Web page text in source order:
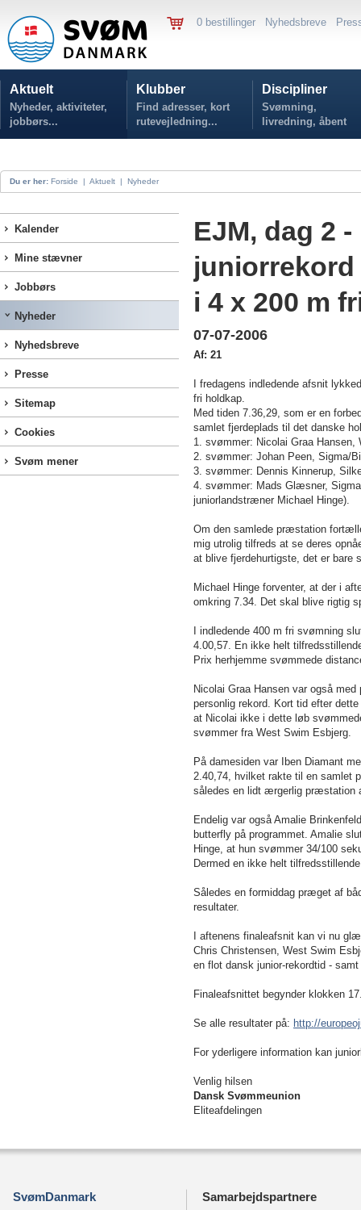
0 bestillinger Nyhedsbreve
Aktuelt
Nyheder, aktiviteter,
jobbørs...
Klubber
Find adresser, kort
rutevejledning...
Discipliner
Svømning,
livredning, åbent
vand...
Du er her: Forside | Aktuelt | Nyheder
Kalender
Mine stævner
Jobbørs
Nyheder
Nyhedsbreve
Presse
Sitemap
Cookies
Svøm mener
EJM, dag 2
i 4 x 200 m
07-07-2006
Af: 21
I fredagens indledende afsnit
fri holdkap.
Med tiden 7.36,29, som er en
samlet fjerdeplads til det danske
1. svømmer: Nicolai Graa
2. svømmer: Johan Peen, Sigma/
3. svømmer: Dennis Kinnerup,
4. svømmer: Mads Glæsner,
juniorlandstræner Michael Hinge).
Om den samlede præstation
mig utrolig tilfreds at se deres
at blive fjerdehurtigste, det er bare
Michael Hinge forventer, at der i
omkring 7.34. Det skal blive rigtig
I indledende 400 m fri svømning
4.00,57. En ikke helt
Prix herhjemme svømmede
Nicolai Graa Hansen var også
personlig rekord. Kort tid efter
at Nicolai ikke i dette løb
svømmer fra West Swim Esbjerg.
På damesiden var Iben Diamant
2.40,74, hvilket rakte til en samlet
således en lidt ærgerlig præstation
Endelig var også Amalie
butterfly på programmet. Amalie
Hinge, at hun svømmer 34/100
Dermed en ikke helt
Således en formiddag præget af
resultater.
I aftenens finaleafsnit kan vi nu
Chris Christensen, West Swim
en flot dansk junior-rekordtid -
Finaleafsnittet begynder klokken
Se alle resultater på: http://
For yderligere information kan
Venlig hilsen
Dansk Svømmeunion
Eliteafdelingen
SvømDanmark Samarbejdspartnere